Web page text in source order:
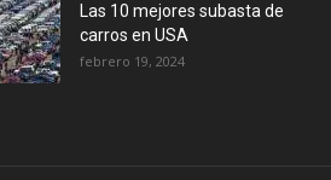
Las 10 mejores subasta de
carros en USA
febrero 19, 2024